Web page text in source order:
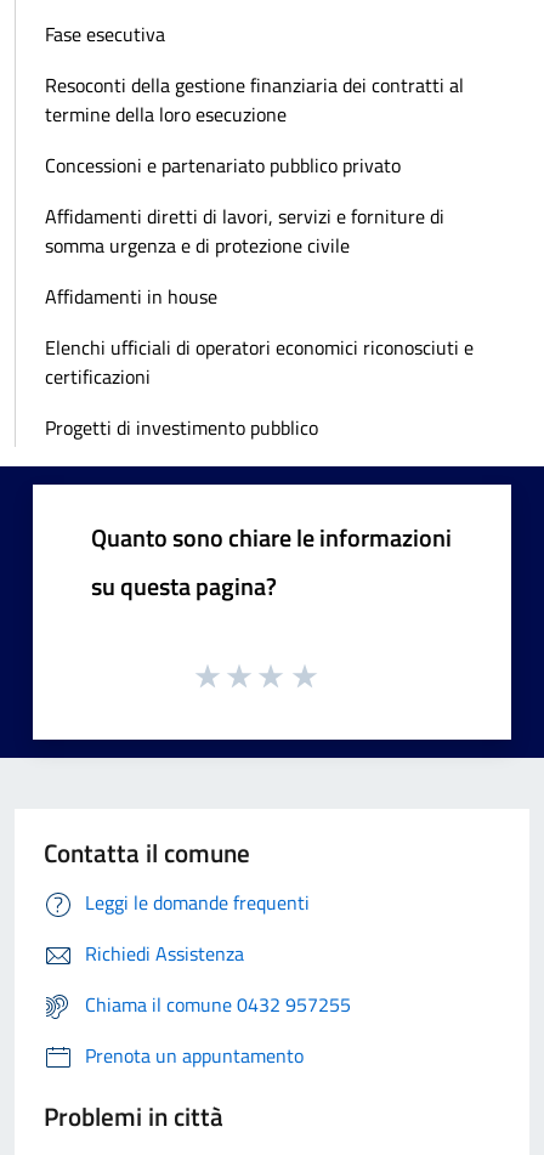
Fase esecutiva
Resoconti della gestione finanziaria dei contratti al
termine della loro esecuzione
Concessioni e partenariato pubblico privato
Affidamenti diretti di lavori, servizi e forniture di
somma urgenza e di protezione civile
Affidamenti in house
Elenchi ufficiali di operatori economici riconosciuti e
certificazioni
Progetti di investimento pubblico
Quanto sono chiare le informazioni
su questa pagina?
Contatta il comune
Leggi le domande frequenti
Richiedi Assistenza
Chiama il comune 0432 957255
Prenota un appuntamento
Problemi in città